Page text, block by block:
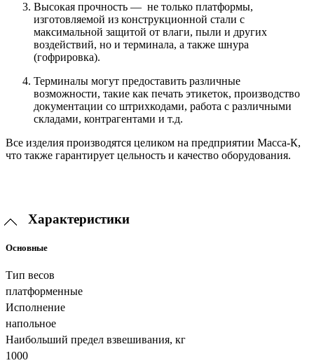
Высокая прочность — не только платформы,
изготовляемой из конструкционной стали с
максимальной защитой от влаги, пыли и других
воздействий, но и терминала, а также шнура
(гофрировка).
Терминалы могут предоставить различные
возможности, такие как печать этикеток, производство
документации со штрихкодами, работа с различными
складами, контрагентами и т.д.
Все изделия производятся целиком на предприятии Масса-К,
что также гарантирует цельность и качество оборудования.
Характеристики
Основные
Тип весов
платформенные
Исполнение
напольное
Наибольший предел взвешивания, кг
1000